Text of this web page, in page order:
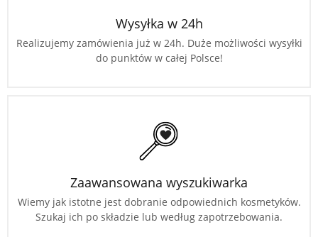
Wysyłka w 24h
Realizujemy zamówienia już w 24h. Duże możliwości wysyłki
do punktów w całej Polsce!
Zaawansowana wyszukiwarka
Wiemy jak istotne jest dobranie odpowiednich kosmetyków.
Szukaj ich po składzie lub według zapotrzebowania.